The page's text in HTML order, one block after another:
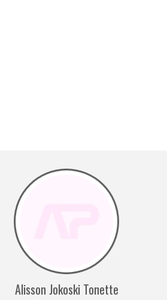
Alisson Jokoski Tonette